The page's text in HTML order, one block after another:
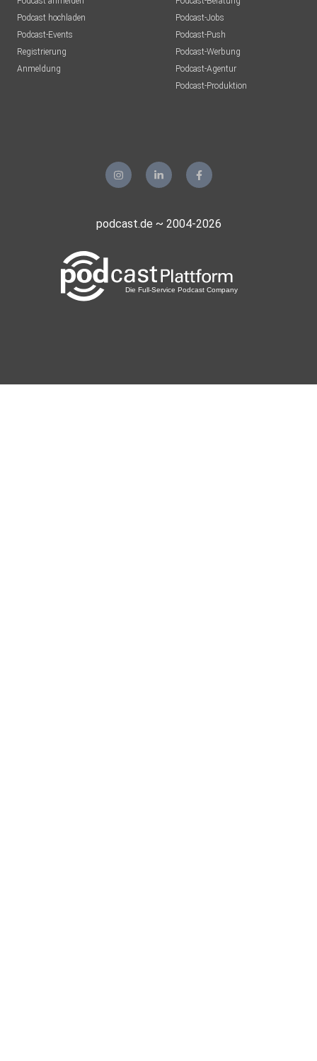
Podcast hochladen
Podcast-Events
Registrierung
Anmeldung
Podcast-Jobs
Podcast-Push
Podcast-Werbung
Podcast-Agentur
Podcast-Produktion
podcast.de ~ 2004-2026